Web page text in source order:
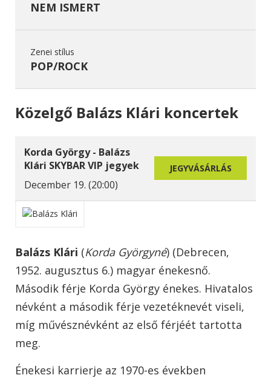
NEM ISMERT
Zenei stílus
POP/ROCK
Közelgő Balázs Klári koncertek
Korda György - Balázs
Klári SKYBAR VIP jegyek
December 19. (20:00)
JEGYVÁSÁRLÁS
Balázs Klári (Korda Györgyné) (Debrecen,
1952. augusztus 6.) magyar énekesnő.
Második férje Korda György énekes. Hivatalos
névként a második férje vezetéknevét viseli,
míg művésznévként az első férjéét tartotta
meg.
Énekesi karrierje az 1970-es években